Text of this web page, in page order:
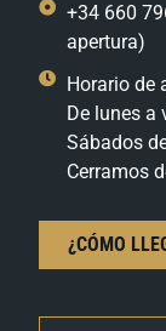
+34 660
apertura)
Horario de
De lunes a
Sábados
Cerramos
¿CÓMO